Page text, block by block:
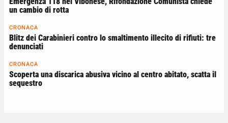
un cambio di rotta
CRONACA
Blitz dei Carabinieri contro lo smaltimento illecito di rifiuti: tre
denunciati
CRONACA
Scoperta una discarica abusiva vicino al centro abitato, scatta il
sequestro